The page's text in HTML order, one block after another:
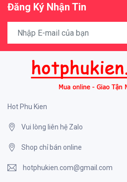
Đăng Ký Nhận Tin
Hot Phu Kien
Vui lòng liên hệ Zalo
Shop chỉ bán online
hotphukien.com@gmail.com